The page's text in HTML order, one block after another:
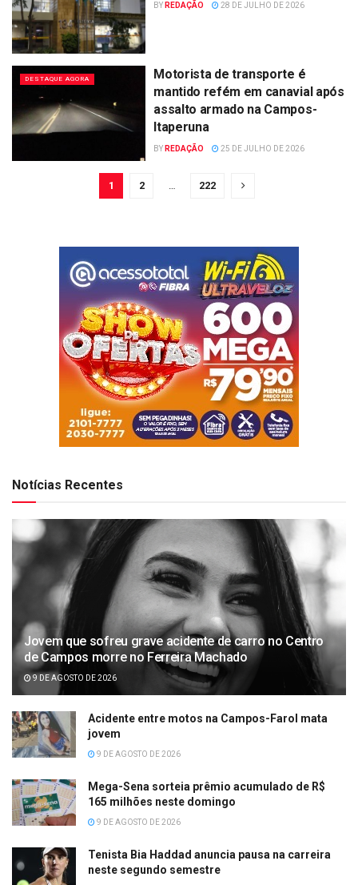
BY REDAÇÃO 28 DE JULHO DE 2026
DESTAQUE AGORA
Motorista de transporte é
mantido refém em canavial após
assalto armado na Campos-
Itaperuna
BY REDAÇÃO 25 DE JULHO DE 2026
1 2 … 222
Notícias Recentes
Jovem que sofreu grave acidente de carro no Centro
de Campos morre no Ferreira Machado
9 DE AGOSTO DE 2026
Acidente entre motos na Campos-Farol mata
jovem
9 DE AGOSTO DE 2026
Mega-Sena sorteia prêmio acumulado de R$
165 milhões neste domingo
9 DE AGOSTO DE 2026
Tenista Bia Haddad anuncia pausa na carreira
neste segundo semestre